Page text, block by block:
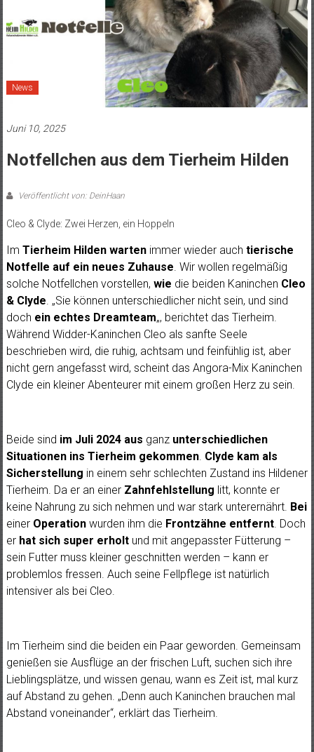
News
Juni 10, 2025
Notfellchen aus dem Tierheim Hilden
Veröffentlicht von: DeinHaan
Cleo & Clyde: Zwei Herzen, ein Hoppeln
Im Tierheim Hilden wartenimmer wieder auch tierische
Notfelle auf ein neues Zuhause . Wir wollen regelmäßig
solche Notfellchen vorstellen, wie die beiden Kaninchen Cleo
& Clyde . „Sie können unterschiedlicher nicht sein, und sind
doch ein echtes Dreamteam„, berichtet das Tierheim.
Während Widder-Kaninchen Cleo als sanfte Seele
beschrieben wird, die ruhig, achtsam und feinfühlig ist, aber
nicht gern angefasst wird, scheint das Angora-Mix Kaninchen
Clyde ein kleiner Abenteurer mit einem großen Herz zu sein.
Beide sind im Juli 2024 aus ganz unterschiedlichen
Situationen ins Tierheim gekommen. Clyde kam als
Sicherstellung in einem sehr schlechten Zustand ins Hildener
Tierheim. Da er an einer Zahnfehlstellung litt, konnte er
keine Nahrung zu sich nehmen und war stark unterernährt. Bei
einer Operationwurden ihm die Frontzähne entfernt. Doch
er hat sich super erholtund mit angepasster Fütterung –
sein Futter muss kleiner geschnitten werden – kann er
problemlos fressen. Auch seine Fellpflege ist natürlich
intensiver als bei Cleo.
Im Tierheim sind die beiden ein Paar geworden. Gemeinsam
genießen sie Ausflüge an der frischen Luft, suchen sich ihre
Lieblingsplätze, und wissen genau, wann es Zeit ist, mal kurz
auf Abstand zu gehen. „Denn auch Kaninchen brauchen mal
Abstand voneinander“, erklärt das Tierheim.